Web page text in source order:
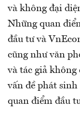
và không đại
Những quan
đầu tư và
cũng như văn
và tác giả
vấn đề phát sinh
quan điểm đầu